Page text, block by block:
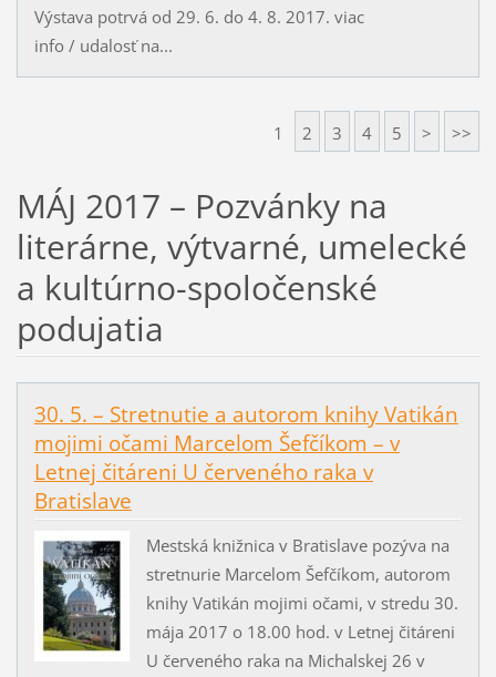
Výstava potrvá od 29. 6. do 4. 8. 2017. viac
info / udalosť na...
1 2 3 4 5 > >>
MÁJ 2017 – Pozvánky na
literárne, výtvarné, umelecké
a kultúrno-spoločenské
podujatia
30. 5. – Stretnutie a autorom knihy Vatikán
mojimi očami Marcelom Šefčíkom – v
Letnej čitáreni U červeného raka v
Bratislave
Mestská knižnica v Bratislave pozýva na
stretnurie Marcelom Šefčíkom, autorom
knihy Vatikán mojimi očami, v stredu 30.
mája 2017 o 18.00 hod. v Letnej čitáreni
U červeného raka na Michalskej 26 v